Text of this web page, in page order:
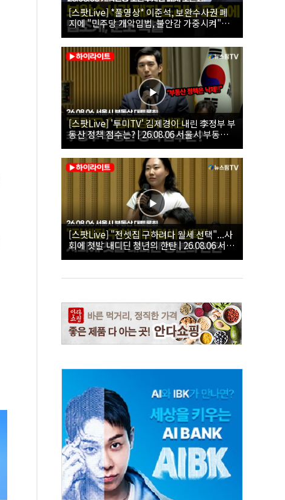
[스팟Live] *풀영상* 이준석, 보완수사권 폐
지에 "민주당 개악입법, 불안감 가중시켜"｜
26.08.06 개혁신당 보완수사권 폐지 토론회
[스팟Live] '투미TV' 김제경이 내린 李정부 부
동산 정책 점수는? | 26.08.06 서울시 부동산
대토론회
[스팟Live] "전셋집 구하려다 월세 선택"...사
회에 첫발 내디딘 청년의 한탄 | 26.08.06 서울
시 부동산 대토론회